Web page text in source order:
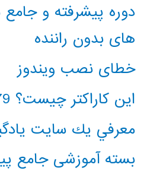
دوره پیشرفته و
های بدون راننده
خطای نصب ویندوز
این کاراکتر چیست؟ 65279
معرفي يك سايت
بسته آموزشی جامع